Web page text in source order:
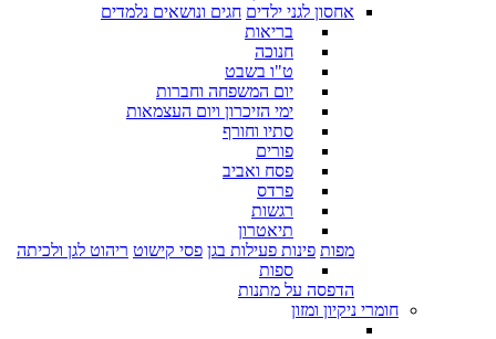
אחסון לגני ילדים חגים ונושאים נלמדים
בריאות
חנוכה
ט"ו בשבט
יום המשפחה וחברות
ימי הזיכרון ויום העצמאות
סתיו וחורף
פורים
פסח ואביב
פרדס
רגשות
תיאטרון
מפות פינות פעילות בגן פסי קישוט ריהוט לגן ולכיתה
ספות
הדפסה על מתנות
חומרי ניקיון ומזון